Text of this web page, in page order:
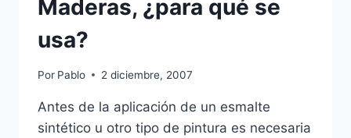
Maderas, ¿para qué se
usa?
Por Pablo 2 diciembre, 2007
Antes de la aplicación de un esmalte
sintético u otro tipo de pintura es necesaria